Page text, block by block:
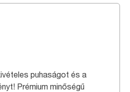
puhaságot és a
Prémium minőségű